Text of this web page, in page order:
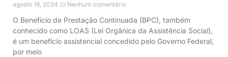
agosto 19, 2024 Nenhum comentário
O Benefício de Prestação Continuada (BPC), também
conhecido como LOAS (Lei Orgânica da Assistência Social),
é um benefício assistencial concedido pelo Governo Federal,
por meio